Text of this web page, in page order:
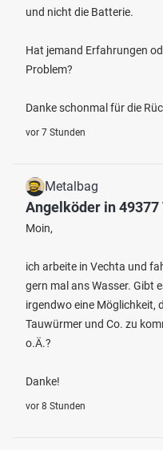
und nicht die Batterie.
Hat jemand Erfahrungen
Problem?
Danke schonmal für die
vor 7 Stunden
Metalbag
Angelköder in 49377
Moin,
ich arbeite in Vechta und
gern mal ans Wasser. Gibt
irgendwo eine Möglichkeit,
Tauwürmer und Co. zu
o.Ä.?
Danke!
vor 8 Stunden